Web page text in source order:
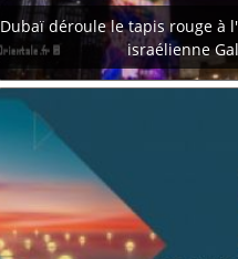
Dubaï déroule le tapis rouge à
israélienne